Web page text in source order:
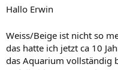
Hallo Erwin
Weiss/Beige ist nicht so
das hatte ich jetzt ca 10
das Aquarium vollständig